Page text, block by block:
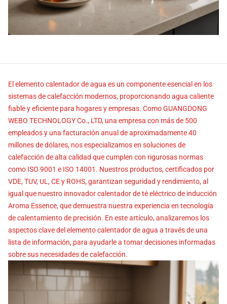
El elemento calentador de agua es un componente esencial en los
sistemas de calefacción modernos, proporcionando agua caliente
fiable y eficiente para hogares y empresas. Como GUANGDONG
WEBO TECHNOLOGY Co., LTD, una empresa con más de 500
empleados y una facturación anual de aproximadamente 40
millones de dólares, nos especializamos en soluciones de
calefacción de alta calidad que cumplen con rigurosas normas
como ISO 9001 e ISO 14001. Nuestros productos, certificados por
VDE, TUV, UL, CE y ROHS, garantizan seguridad y rendimiento, al
igual que nuestro innovador calentador de té eléctrico de inducción
Aroma Essence, que demuestra nuestra experiencia en tecnología
de calentamiento de precisión. En este artículo, analizaremos los
aspectos clave del elemento calentador de agua a través de una
lista de información, para ayudarle a tomar decisiones informadas
sobre sus necesidades de calefacción.